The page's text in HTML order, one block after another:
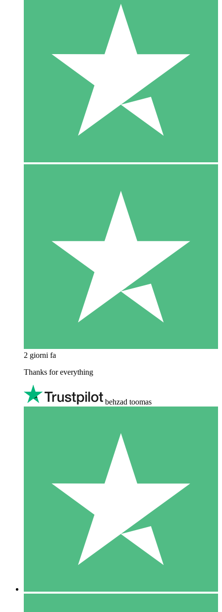
2 giorni fa
Thanks for everything
behzad toomas